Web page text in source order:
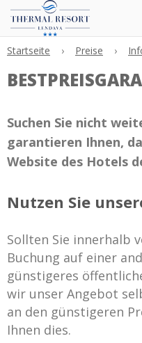
Startseite › Preise ›
Suchen Sie nicht
garantieren Ihnen,
Website des Hotels
Nutzen Sie
Sollten Sie innerhalb
Buchung auf einer
günstigeres
wir unser Angebot
an den günstigeren
Ihnen dies.